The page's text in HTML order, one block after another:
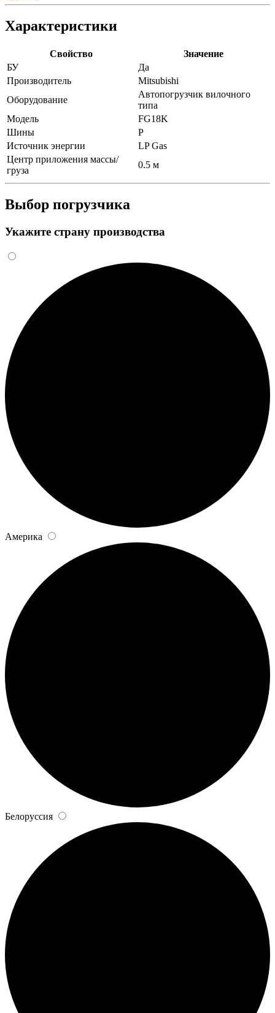
Характеристики
Свойство
Значение
БУ
Да
Производитель
Mitsubishi
Оборудование
Автопогрузчик вилочного
типа
Модель
FG18K
Шины
P
Источник энергии
LP Gas
Центр приложения массы/
груза
0.5 м
Выбор погрузчика
Укажите страну производства
Америка
Белоруссия